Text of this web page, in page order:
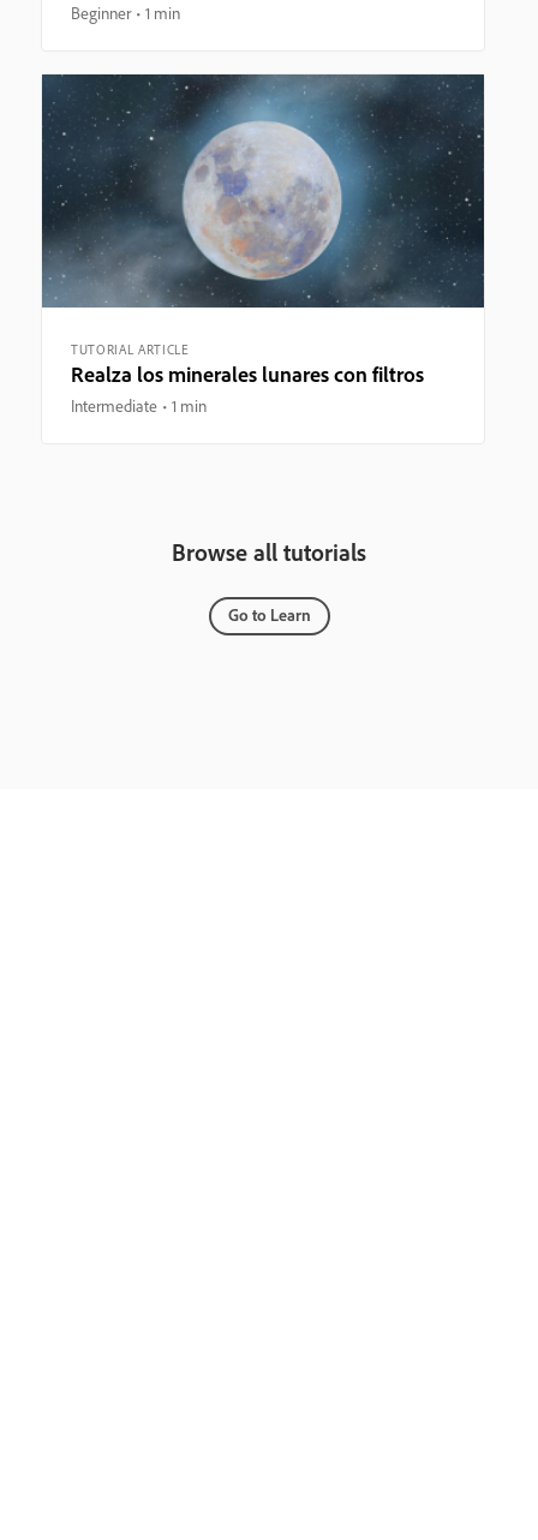
Beginner 1 min
TUTORIAL ARTICLE
Realza los minerales lunares con filtros
Intermediate 1 min
Browse all tutorials
Go to Learn